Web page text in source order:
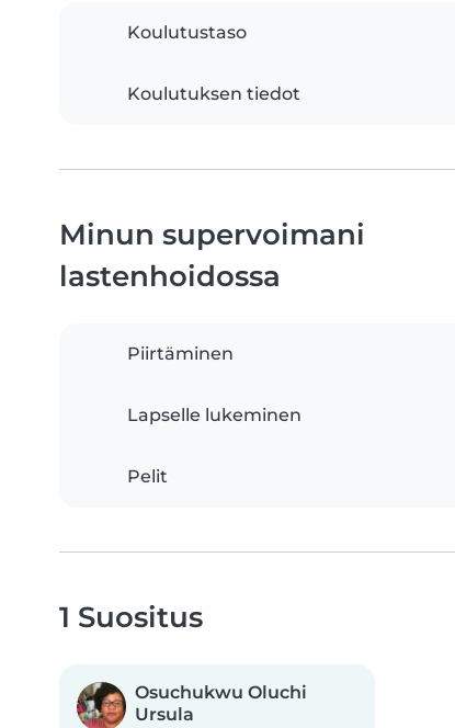
Koulutustaso
Koulutuksen tiedot
Minun supervoimani
lastenhoidossa
Piirtäminen
Lapselle lukeminen
Pelit
1 Suositus
Osuchukwu Oluchi
Ursula